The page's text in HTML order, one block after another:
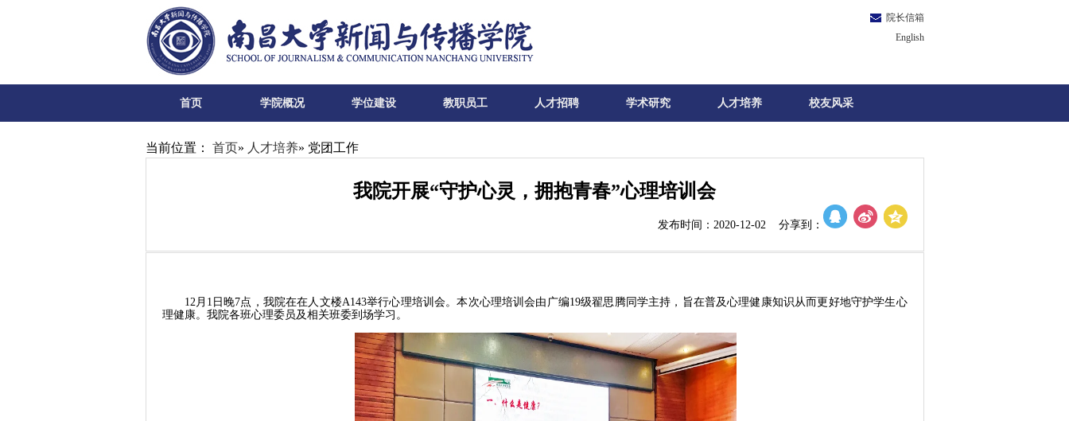
院长信箱
English
首页 学院概况 学位建设 教职员工 人才招聘 学术研究 人才培养 校友风采
当前位置： 首页» 人才培养» 党团工作
我院开展“守护心灵，拥抱青春”心理培训会
发布时间：2020-12-02 分享到：
12月1日晚7点， 我院在在人文楼A143举行心理培训会。本次心理培训会由广编19级翟思腾同学主持，旨在普及心理健康知识从而更好地守护学生心
理健康。 我院各班心理委员及相关班委到场学习。